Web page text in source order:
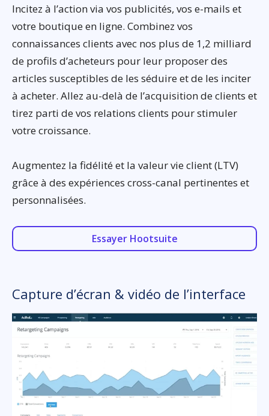
Incitez à l’action via vos publicités, vos e-mails et
votre boutique en ligne. Combinez vos
connaissances clients avec nos plus de 1,2 milliard
de profils d’acheteurs pour leur proposer des
articles susceptibles de les séduire et de les inciter
à acheter. Allez au-delà de l’acquisition de clients et
tirez parti de vos relations clients pour stimuler
votre croissance.
Augmentez la fidélité et la valeur vie client (LTV)
grâce à des expériences cross-canal pertinentes et
personnalisées.
Essayer Hootsuite
Capture d’écran & vidéo de l’interface